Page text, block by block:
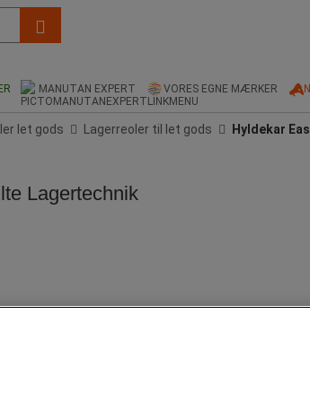
MANUTAN EXPERT VORES EGNE MÆRKER
let gods Lagerreoler til let gods Hyldekar
Lagertechnik